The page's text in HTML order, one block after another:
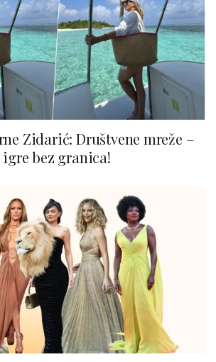
Zidarić: Društvene mreže –
igre bez granica!